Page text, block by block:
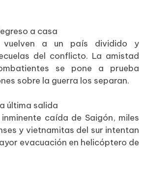
a casa
vuelven a un país dividido y
del conflicto. La amistad
se pone a prueba
sobre la guerra los separan.
última salida
caída de Saigón, miles
y vietnamitas del sur intentan
evacuación en helicóptero de